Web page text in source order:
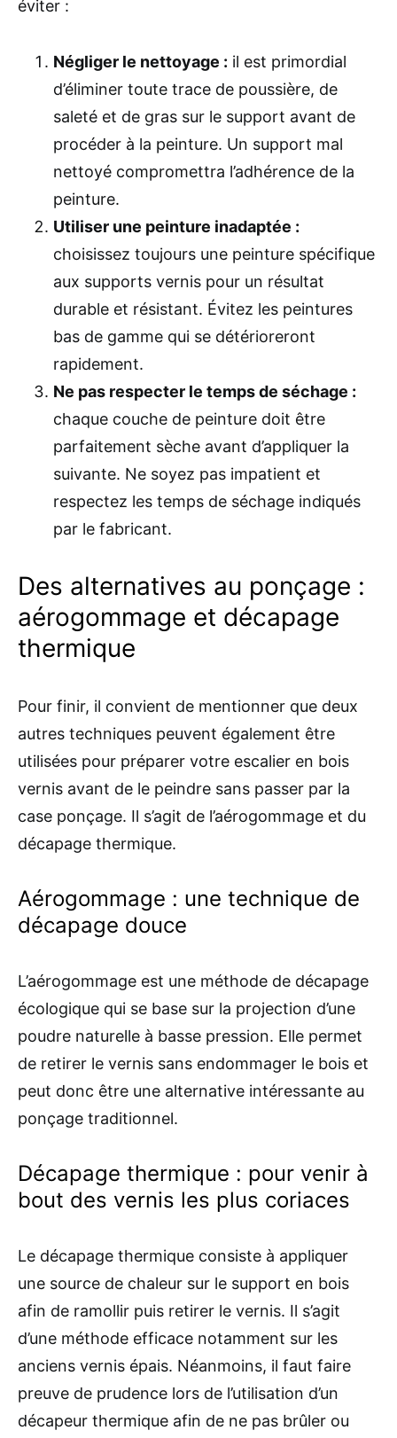
éviter :
Négliger le nettoyage : il est primordial
d’éliminer toute trace de poussière, de
saleté et de gras sur le support avant de
procéder à la peinture. Un support mal
nettoyé compromettra l’adhérence de la
peinture.
Utiliser une peinture inadaptée :
choisissez toujours une peinture spécifique
aux supports vernis pour un résultat
durable et résistant. Évitez les peintures
bas de gamme qui se détérioreront
rapidement.
Ne pas respecter le temps de séchage :
chaque couche de peinture doit être
parfaitement sèche avant d’appliquer la
suivante. Ne soyez pas impatient et
respectez les temps de séchage indiqués
par le fabricant.
Des alternatives au ponçage :
aérogommage et décapage
thermique
Pour finir, il convient de mentionner que deux
autres techniques peuvent également être
utilisées pour préparer votre escalier en bois
vernis avant de le peindre sans passer par la
case ponçage. Il s’agit de l’aérogommage et du
décapage thermique.
Aérogommage : une technique de
décapage douce
L’aérogommage est une méthode de décapage
écologique qui se base sur la projection d’une
poudre naturelle à basse pression. Elle permet
de retirer le vernis sans endommager le bois et
peut donc être une alternative intéressante au
ponçage traditionnel.
Décapage thermique : pour venir à
bout des vernis les plus coriaces
Le décapage thermique consiste à appliquer
une source de chaleur sur le support en bois
afin de ramollir puis retirer le vernis. Il s’agit
d’une méthode efficace notamment sur les
anciens vernis épais. Néanmoins, il faut faire
preuve de prudence lors de l’utilisation d’un
décapeur thermique afin de ne pas brûler ou